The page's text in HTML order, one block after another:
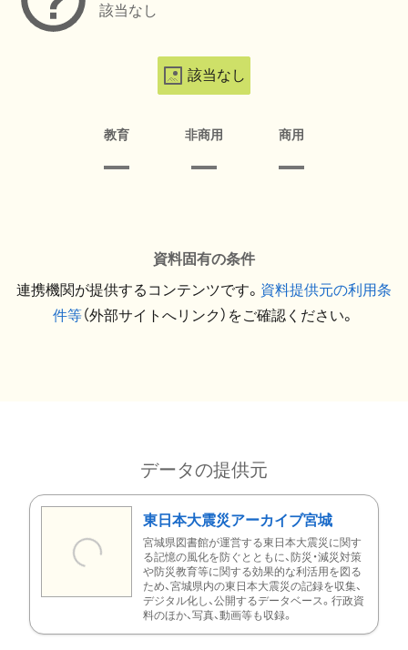
該当なし
該当なし
教育 非商用 商用
資料固有の条件
連携機関が提供するコンテンツです。 資料提供元の利用条
件等（外部サイトへリンク）をご確認ください。
データの提供元
東日本大震災アーカイブ宮城
宮城県図書館が運営する東日本大震災に関す
る記憶の風化を防ぐとともに、防災・減災対策
や防災教育等に関する効果的な利活用を図る
ため、宮城県内の東日本大震災の記録を収集、
デジタル化し、公開するデータベース。行政資
料のほか、写真、動画等も収録。